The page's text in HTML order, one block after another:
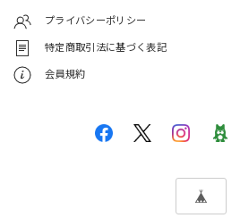
プライバシーポリシー
特定商取引法に基づく表記
会員規約